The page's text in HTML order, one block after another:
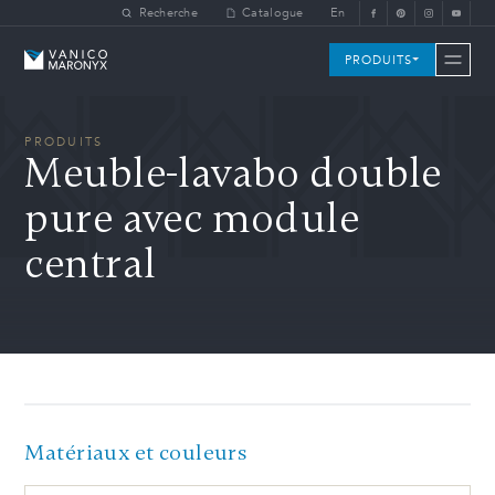
Skip to main contentRecherche Catalogue En
Vanico-Maronyx PRODUITS
PRODUITS
Meuble-lavabo double
pure avec module
central
Matériaux et couleurs